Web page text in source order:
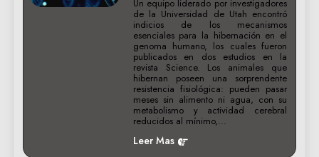
Un equipo liderado por investigadores
de la Universidad de Utah encontró
indicios de los mecanismos
esenciales para la hibernación en el
genoma humano, los cuales fueron
publicados en dos estudios en la
revista Science. Los animales que
hibernan poseen una sorprendente
resistencia fisiológica: pueden pasar
meses sin alimento ni agua, con su
metabolismo y actividad cerebral
reducidos al mínimo,…
Leer Mas